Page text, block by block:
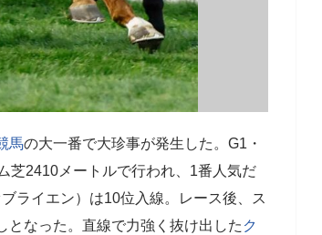
馬の大一番で大珍事が発生した。G1・
芝2410メートルで行われ、1番人気だ
ライエン）は10位入線。レース後、ス
となった。直線で力強く抜け出した ク